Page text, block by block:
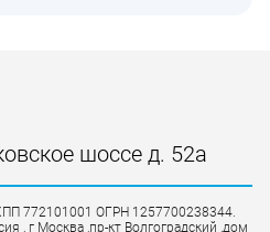
шоссе д. 52а
772101001 ОГРН 1257700238344.
, г Москва ,пр-кт Волгоградский ,дом